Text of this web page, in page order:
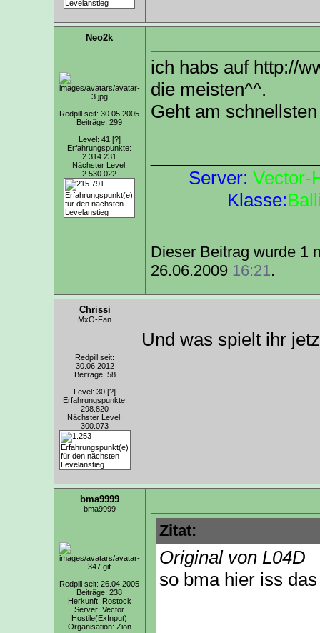
Neo2k
Redpill seit: 30.05.2005
Beiträge: 299
Level: 41 [?]
Erfahrungspunkte:
2.314.231
Nächster Level:
2.530.022
ich habs auf http://
die meisten^^.
Geht am
Server: Vector-
Klasse:
Dieser Beitrag wurde 1
26.06.2009 16:21.
Chrissi
MxO-Fan
Redpill seit:
30.06.2012
Beiträge: 58
Level: 30 [?]
Erfahrungspunkte:
298.820
Nächster Level:
300.073
Und was spielt ihr
bma9999
bma9999
Redpill seit: 26.04.2005
Beiträge: 238
Herkunft: Rostock
Server: Vector
Hostile(ExInput)
Organisation: Zion
Zitat:
Original von L04D
so bma hier iss